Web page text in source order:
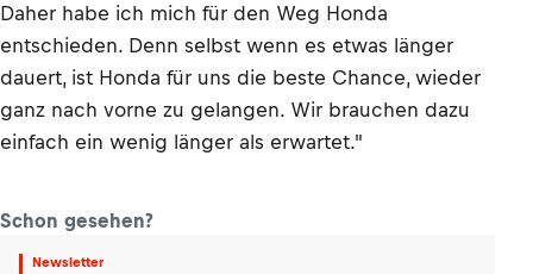
Daher habe ich mich für den Weg Honda
entschieden. Denn selbst wenn es etwas länger
dauert, ist Honda für uns die beste Chance, wieder
ganz nach vorne zu gelangen. Wir brauchen dazu
einfach ein wenig länger als erwartet."
Schon gesehen?
Newsletter